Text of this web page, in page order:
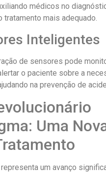
médicos no
tratamento mais adequado.
Inteligentes
de sensores pode
o paciente sobre a
na prevenção de
Uma
representa um avanço